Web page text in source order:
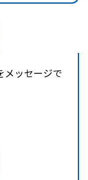
メッセージで